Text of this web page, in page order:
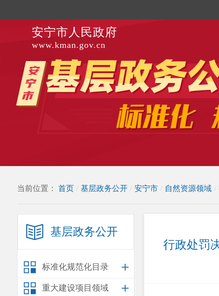
安宁市人民政府
www.kman.gov.cn
当前位置： 首页 / 基层政务公开 / 安宁市 / 自然资源领域 /
基层政务公开
标准化规范化目录
重大建设项目领域